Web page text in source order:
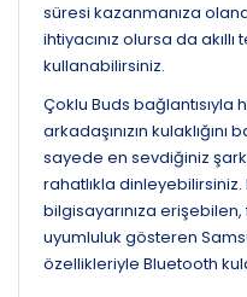
süresi kazanmanıza
ihtiyacınız olursa da akıllı
kullanabilirsiniz.
Çoklu Buds bağlantısıyla
arkadaşınızın
sayede en sevdiğiniz
rahatlıkla
bilgisayarınıza
uyumluluk gösteren
özellikleriyle Bluetooth